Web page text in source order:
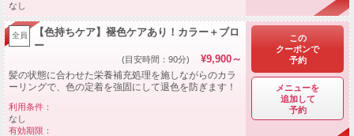
なし
全員
【色持ちケア】褪色ケアあり！カラー＋ブロ
ー
(目安時間：90分) ¥9,900～
髪の状態に合わせた栄養補充処理を施しながらのカラ
ーリングで、色の定着を強固にして退色を防ぎます！
利用条件：
なし
有効期限：
この
クーポンで
予約
メニューを
追加して
予約